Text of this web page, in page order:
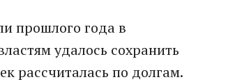
прошлого года в
удалось сохранить
рассчиталась по долгам.